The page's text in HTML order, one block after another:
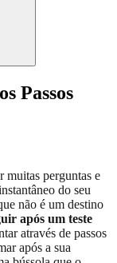
Passos
muitas perguntas e
do seu
não é um destino
após um teste
através de passos
após a sua